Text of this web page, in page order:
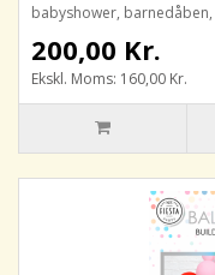
babyshower,
200,00 Kr.
Ekskl. Moms: 160,00 Kr.